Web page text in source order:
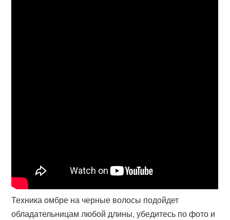
Техника омбре на черные волосы подойдет
обладательницам любой длины, убедитесь по фото и